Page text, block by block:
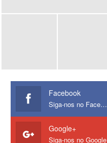
Facebook
Siga-nos no Facebook
Google+
Siga-nos no Google